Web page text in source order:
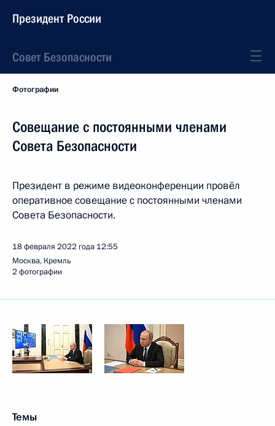
Президент России
Совет Безопасности
Фотографии
Совещание с постоянными членами
Совета Безопасности
Президент в режиме видеоконференции провёл
оперативное совещание с постоянными членами
Совета Безопасности.
18 февраля 2022 года 12:55
Москва, Кремль
2 фотографии
Темы